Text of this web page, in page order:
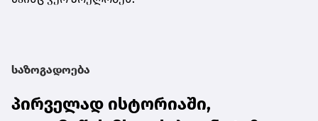
საზოგადოება
პირველად ისტორიაში,